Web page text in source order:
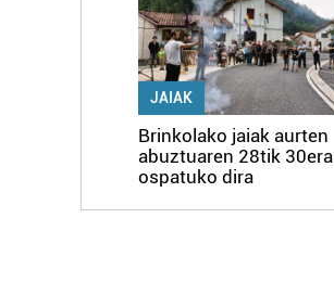
JAIAK
Brinkolako jaiak aurten
abuztuaren 28tik 30era
ospatuko dira